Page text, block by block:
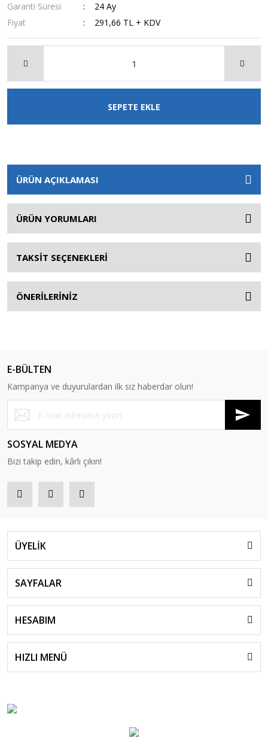
Garanti Süresi
24 Ay
Fiyat
291,66 TL + KDV
SEPETE EKLE
ÜRÜN AÇIKLAMASI
ÜRÜN YORUMLARI
TAKSİT SEÇENEKLERİ
ÖNERİLERİNİZ
E-BÜLTEN
Kampanya ve duyurulardan ilk siz haberdar olun!
SOSYAL MEDYA
Bizi takip edin, kârlı çıkın!
ÜYELİK
SAYFALAR
HESABIM
HIZLI MENÜ